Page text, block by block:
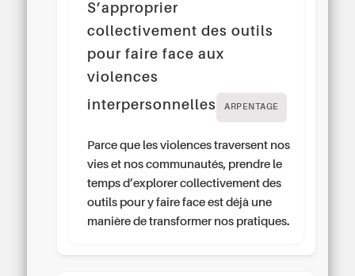
S’approprier
collectivement des outils
pour faire face aux
violences
interpersonnelles
ARPENTAGE
Parce que les violences traversent nos
vies et nos communautés, prendre le
temps d’explorer collectivement des
outils pour y faire face est déjà une
manière de transformer nos pratiques.